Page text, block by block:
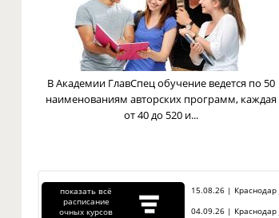
В Академии ГлавСпец обучение ведется по 50
наименованиям авторских программ, каждая
от 40 до 520 и...
показать всё
расписание
очных курсов
15.08.26 | Краснодар
04.09.26 | Краснодар